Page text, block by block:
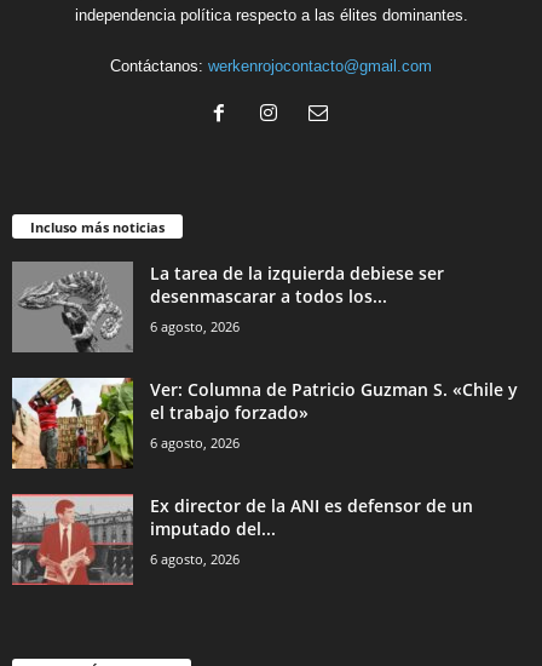
independencia política respecto a las élites dominantes.
Contáctanos: werkenrojocontacto@gmail.com
Incluso más noticias
La tarea de la izquierda debiese ser
desenmascarar a todos los...
6 agosto, 2026
Ver: Columna de Patricio Guzman S. «Chile y
el trabajo forzado»
6 agosto, 2026
Ex director de la ANI es defensor de un
imputado del...
6 agosto, 2026